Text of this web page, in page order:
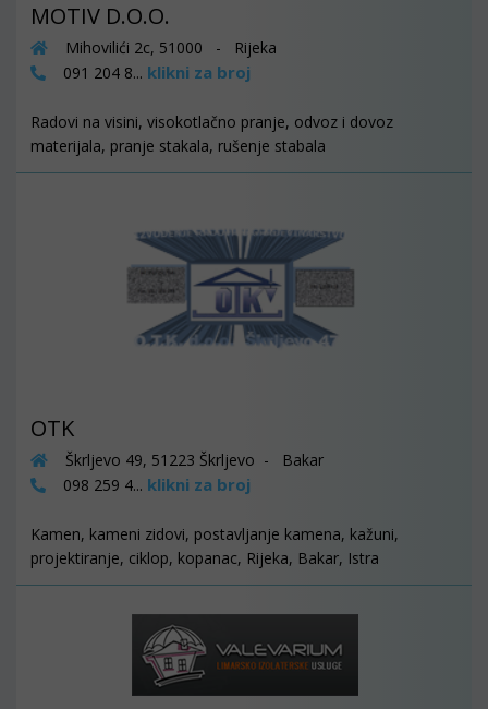
MOTIV D.O.O.
Mihovilići 2c, 51000 - Rijeka
091 204 8... klikni za broj
Radovi na visini, visokotlačno pranje, odvoz i dovoz
materijala, pranje stakala, rušenje stabala
OTK
Škrljevo 49, 51223 Škrljevo - Bakar
098 259 4... klikni za broj
Kamen, kameni zidovi, postavljanje kamena, kažuni,
projektiranje, ciklop, kopanac, Rijeka, Bakar, Istra